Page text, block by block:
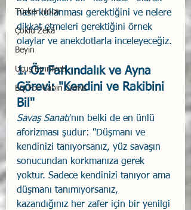
Türker Hoca
Çoklu Zekâ
Beyin
Uçuş Emniyeti
EQ For Cabin Crews
nasıl kullanması gerektiğini ve nelere
dikkat etmeleri gerektiğini örnek
olaylar ve anekdotlarla inceleyeceğiz.
1. Öz Farkındalık ve Ayna
Görevi: "Kendini ve Rakibini
Bil"
Savaş Sanatı'nın belki de en ünlü
aforizması şudur: "Düşmanı ve
kendinizi tanıyorsanız, yüz savaşın
sonucundan korkmanıza gerek
yoktur. Sadece kendinizi tanıyor ama
düşmanı tanımıyorsanız,
kazandığınız her zafer için bir yenilgi